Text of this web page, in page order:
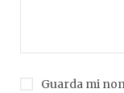
Guarda mi